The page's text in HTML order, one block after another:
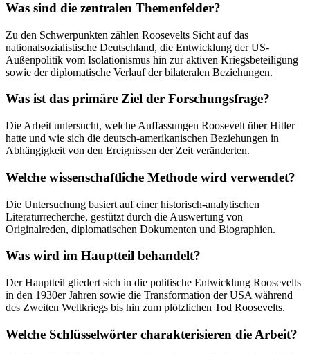
Was sind die zentralen Themenfelder?
Zu den Schwerpunkten zählen Roosevelts Sicht auf das
nationalsozialistische Deutschland, die Entwicklung der US-
Außenpolitik vom Isolationismus hin zur aktiven Kriegsbeteiligung
sowie der diplomatische Verlauf der bilateralen Beziehungen.
Was ist das primäre Ziel der Forschungsfrage?
Die Arbeit untersucht, welche Auffassungen Roosevelt über Hitler
hatte und wie sich die deutsch-amerikanischen Beziehungen in
Abhängigkeit von den Ereignissen der Zeit veränderten.
Welche wissenschaftliche Methode wird verwendet?
Die Untersuchung basiert auf einer historisch-analytischen
Literaturrecherche, gestützt durch die Auswertung von
Originalreden, diplomatischen Dokumenten und Biographien.
Was wird im Hauptteil behandelt?
Der Hauptteil gliedert sich in die politische Entwicklung Roosevelts
in den 1930er Jahren sowie die Transformation der USA während
des Zweiten Weltkriegs bis hin zum plötzlichen Tod Roosevelts.
Welche Schlüsselwörter charakterisieren die Arbeit?